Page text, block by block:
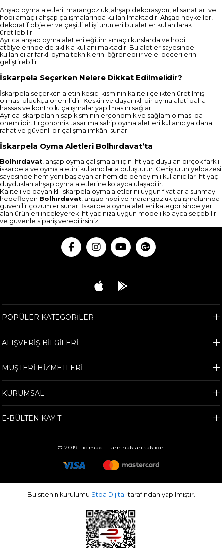
Ahşap oyma aletleri; marangozluk, ahşap dekorasyon, el sanatları ve
hobi amaçlı ahşap çalışmalarında kullanılmaktadır. Ahşap heykeller,
dekoratif objeler ve çeşitli el işi ürünleri bu aletler kullanılarak
üretilebilir.
Ayrıca ahşap oyma aletleri eğitim amaçlı kurslarda ve hobi
atölyelerinde de sıklıkla kullanılmaktadır. Bu aletler sayesinde
kullanıcılar farklı oyma tekniklerini öğrenebilir ve el becerilerini
geliştirebilir.
İskarpela Seçerken Nelere Dikkat Edilmelidir?
İskarpela seçerken aletin kesici kısmının kaliteli çelikten üretilmiş
olması oldukça önemlidir. Keskin ve dayanıklı bir oyma aleti daha
hassas ve kontrollü çalışmalar yapılmasını sağlar.
Ayrıca iskarpelanın sap kısmının ergonomik ve sağlam olması da
önemlidir. Ergonomik tasarıma sahip oyma aletleri kullanıcıya daha
rahat ve güvenli bir çalışma imkânı sunar.
İskarpela Oyma Aletleri Bolhırdavat’ta
Bolhırdavat, ahşap oyma çalışmaları için ihtiyaç duyulan birçok farklı
iskarpela ve oyma aletini kullanıcılarla buluşturur. Geniş ürün yelpazesi
sayesinde hem yeni başlayanlar hem de deneyimli kullanıcılar ihtiyaç
duydukları ahşap oyma aletlerine kolayca ulaşabilir.
Kaliteli ve dayanıklı iskarpela oyma aletlerini uygun fiyatlarla sunmayı
hedefleyen Bolhırdavat, ahşap hobi ve marangozluk çalışmalarında
güvenilir çözümler sunar. İskarpela oyma aletleri kategorisinde yer
alan ürünleri inceleyerek ihtiyacınıza uygun modeli kolayca seçebilir
ve güvenle sipariş verebilirsiniz.
POPÜLER KATEGORİLER
ALIŞVERİŞ BİLGİLERİ
MÜŞTERİ HİZMETLERİ
KURUMSAL
E-BÜLTEN KAYIT
© 2019 Ticimax - Tüm hakları saklıdır.
Bu sitenin kurulumu Stoa Dijital tarafından yapılmıştır.